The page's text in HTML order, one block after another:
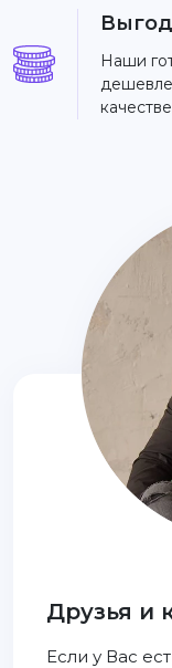
Наши
Друзья и
Если у Вас